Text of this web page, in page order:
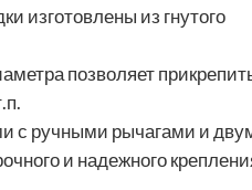
изготовлены из гнутого
позволяет
с ручными рычагами и
и надежного